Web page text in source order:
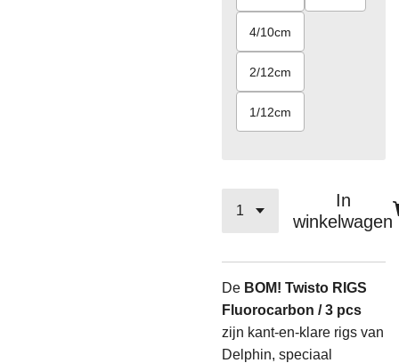
4/10cm
2/12cm
1/12cm
In
winkelwagen
De BOM! Twisto RIGS
Fluorocarbon / 3 pcs
zijn kant-en-klare rigs van
Delphin, speciaal